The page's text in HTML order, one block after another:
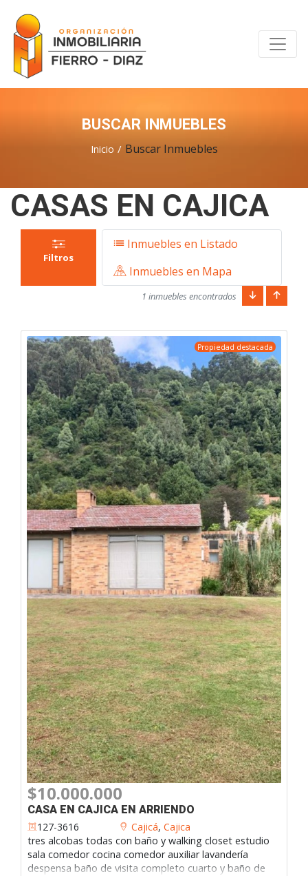
BUSCAR INMUEBLES
Inicio Buscar Inmuebles
CASAS EN CAJICA
Filtros
Inmuebles en Listado
Inmuebles en Mapa
1 inmuebles encontrados
Propiedad destacada
$10.000.000
CASA EN CAJICA EN ARRIENDO
127-3616
Cajicá, Cajica
tres alcobas todas con baño y walking closet estudio
sala comedor cocina comedor auxiliar lavandería
despensa baño de visita completo cuarto y baño de